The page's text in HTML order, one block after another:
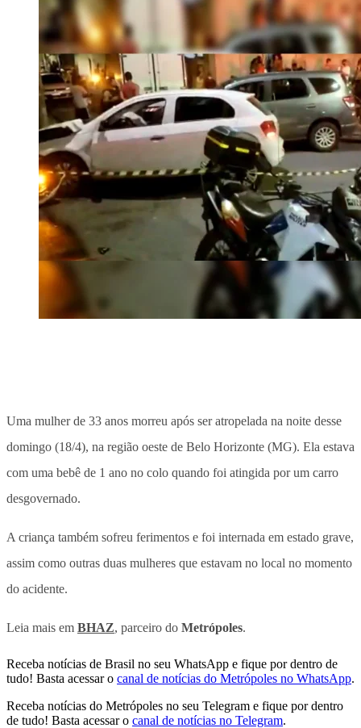
Uma mulher de 33 anos morreu após ser atropelada na noite desse
domingo (18/4), na região oeste de Belo Horizonte (MG). Ela estava
com uma bebê de 1 ano no colo quando foi atingida por um carro
desgovernado.
A criança também sofreu ferimentos e foi internada em estado grave,
assim como outras duas mulheres que estavam no local no momento
do acidente.
Leia mais em BHAZ, parceiro do Metrópoles.
Receba notícias de Brasil no seu WhatsApp e fique por dentro de
tudo! Basta acessar o canal de notícias do Metrópoles no WhatsApp.
Receba notícias do Metrópoles no seu Telegram e fique por dentro
de tudo! Basta acessar o canal de notícias no Telegram.